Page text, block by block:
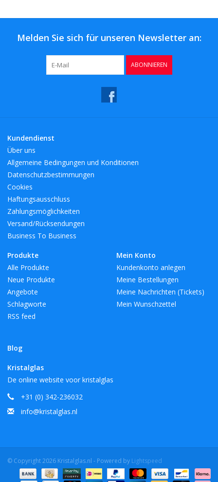
Melden Sie sich für unseren Newsletter an:
ABONNIEREN
Kundendienst
Über uns
Allgemeine Bedingungen und Konditionen
Datenschutzbestimmungen
Cookies
Haftungsausschluss
Zahlungsmöglichkeiten
Versand/Rücksendungen
Business To Business
Produkte
Alle Produkte
Neue Produkte
Angebote
Schlagworte
RSS feed
Blog
Mein Konto
Kundenkonto anlegen
Meine Bestellungen
Meine Nachrichten (Tickets)
Mein Wunschzettel
Kristalglas
De online website voor kristalglas
+31 (0) 342-236032
info@kristalglas.nl
© Copyright 2026 Kristalglas.nl - Powered by Lightspeed